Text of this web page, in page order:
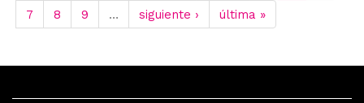
7
8 9 … siguiente › última »